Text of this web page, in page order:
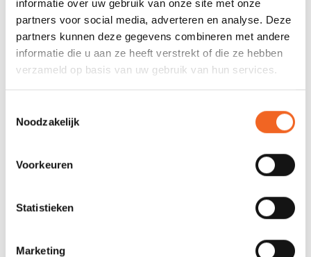
informatie over uw gebruik van onze site met onze
partners voor social media, adverteren en analyse. Deze
partners kunnen deze gegevens combineren met andere
informatie die u aan ze heeft verstrekt of die ze hebben
verzameld op basis van uw gebruik van hun services.
Noodzakelijk
Voorkeuren
Statistieken
Marketing
ROTEKO SPRINTER
STORMM RIDE TANDEM
AFDEKZEIL, NYLON HEAVY
DUTY (DIV. MERKEN)
€69,00